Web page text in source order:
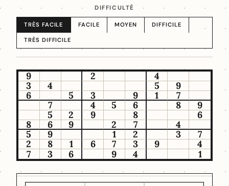
DIFFICULTÉ
TRÈS FACILE FACILE MOYEN DIFFICILE
TRÈS DIFFICILE
9 2
4
3
4 5
9
6
5 3 9 1
7
7
4 5 6 8
9
5
2 9 8
6
8
6 9 2 7
4
5
9 1 2 3
7
2
8 1 6 7 3 9
4
7
3 6 9 4 1